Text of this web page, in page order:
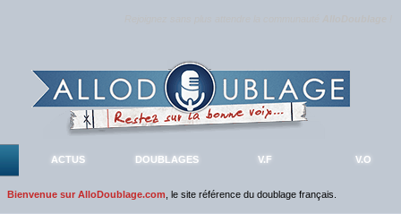
ACTUS DOUBLAGES V.F V.O
Bienvenue sur AlloDoublage.com , le site référence du doublage français.